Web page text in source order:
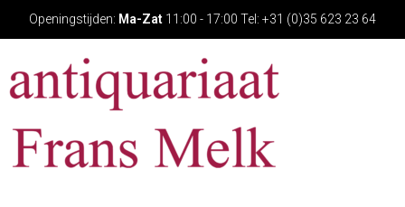
Openingstijden: Ma-Zat 11:00 - 17:00 Tel: +31 (0)35 623 23 64